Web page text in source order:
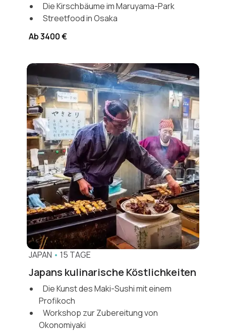
Die Kirschbäume im Maruyama-Park
Streetfood in Osaka
Ab 3400 €
JAPAN • 15 TAGE
Japans kulinarische Köstlichkeiten
Die Kunst des Maki-Sushi mit einem
Profikoch
Workshop zur Zubereitung von
Okonomiyaki